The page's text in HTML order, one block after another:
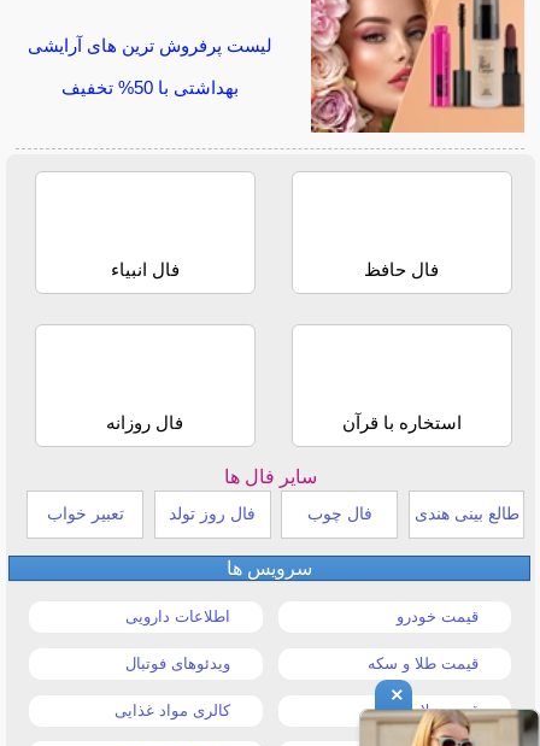
لیست پرفروش ترین های آرایشی
بهداشتی با 50% تخفیف
فال حافظ فال انبیاء
استخاره با قرآن فال روزانه
سایر فال ها
طالع بینی هندی فال چوب فال روز تولد تعبیر خواب
سرویس ها
قیمت خودرو اطلاعات دارویی
قیمت طلا و سکه ویدئوهای فوتبال
قیمت دلار کالری مواد غذایی
×